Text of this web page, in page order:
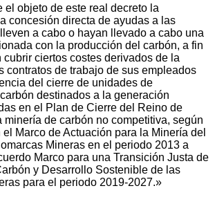
el objeto de este real decreto la
concesión directa de ayudas a las
a cabo o hayan llevado a cabo una
con la producción del carbón, a fin
cubrir ciertos costes derivados de la
contratos de trabajo de sus empleados
del cierre de unidades de
destinados a la generación
en el Plan de Cierre del Reino de
minería de carbón no competitiva, según
el Marco de Actuación para la Minería del
Mineras en el periodo 2013 a
Marco para una Transición Justa de
y Desarrollo Sostenible de las
para el periodo 2019-2027.»